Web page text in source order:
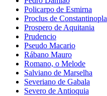
Policarpo de Esmirna
Proclus de Constantinopla
Prospero de Aquitania
Prudencio
Pseudo Macario
Rábano Mauro
Romano, o Melode
Salviano de Marselha
Severiano de Gabala
Severo de Antioquia